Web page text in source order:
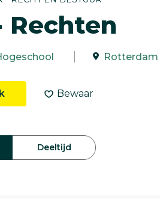
Rechten
Rotterdam
Bewaar
Deeltijd